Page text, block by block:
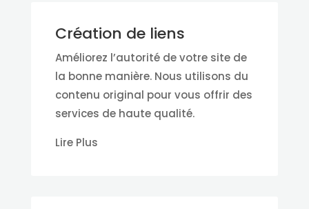
Création de liens
Améliorez l’autorité de votre site de
la bonne manière. Nous utilisons du
contenu original pour vous offrir des
services de haute qualité.
Lire Plus